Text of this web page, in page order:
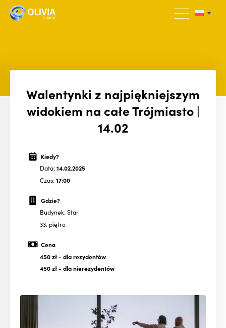
Walentynki z najpiękniejszym
widokiem na całe Trójmiasto |
14.02
Kiedy?
Data:14.02.2025
Czas:17:00
Gdzie?
Budynek: Star
33. piętro
Cena
450 zł- dla rezydentów
450 zł- dla nierezydentów